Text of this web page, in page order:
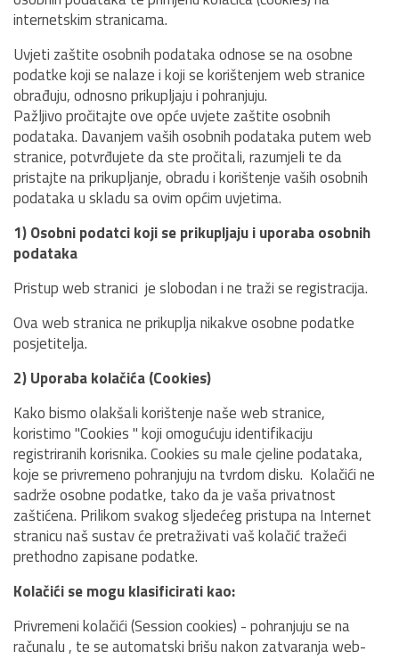
internetskim stranicama.
Uvjeti zaštite osobnih podataka odnose se na osobne
podatke koji se nalaze i koji se korištenjem web stranice
obrađuju, odnosno prikupljaju i pohranjuju.
Pažljivo pročitajte ove opće uvjete zaštite osobnih
podataka. Davanjem vaših osobnih podataka putem web
stranice, potvrđujete da ste pročitali, razumjeli te da
pristajte na prikupljanje, obradu i korištenje vaših osobnih
podataka u skladu sa ovim općim uvjetima.
1) Osobni podatci koji se prikupljaju i uporaba osobnih
podataka
Pristup web stranici je slobodan i ne traži se registracija.
Ova web stranica ne prikuplja nikakve osobne podatke
posjetitelja.
2) Uporaba kolačića (Cookies)
Kako bismo olakšali korištenje naše web stranice,
koristimo "Cookies " koji omogućuju identifikaciju
registriranih korisnika. Cookies su male cjeline podataka,
koje se privremeno pohranjuju na tvrdom disku. Kolačići ne
sadrže osobne podatke, tako da je vaša privatnost
zaštićena. Prilikom svakog sljedećeg pristupa na Internet
stranicu naš sustav će pretraživati vaš kolačić tražeći
prethodno zapisane podatke.
Kolačići se mogu klasificirati kao:
Privremeni kolačići (Session cookies) - pohranjuju se na
računalu , te se automatski brišu nakon zatvaranja web-